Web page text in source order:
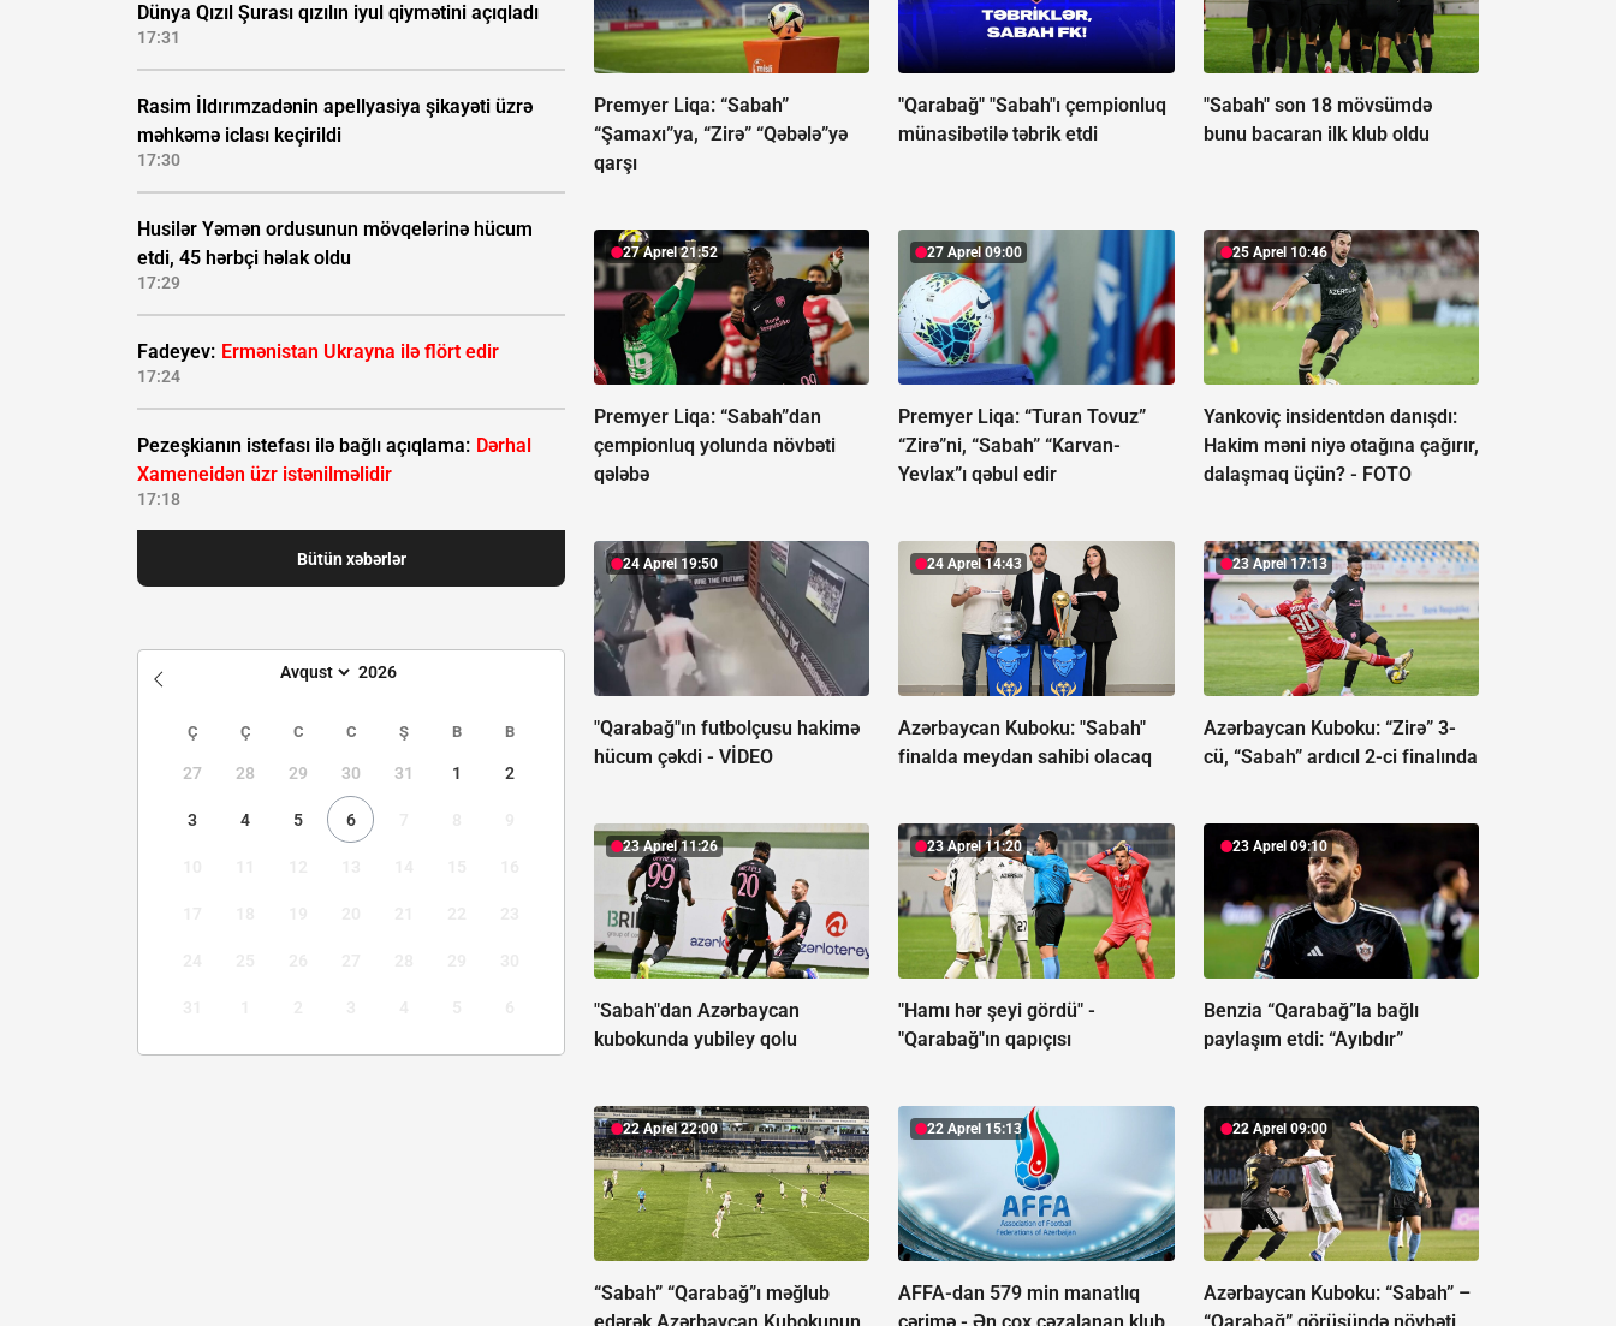
Dünya Qızıl Şurası qızılın iyul qiymətini açıqladı
17:31
Rasim İldırımzadənin apellyasiya şikayəti üzrə
məhkəmə iclası keçirildi
17:30
Husilər Yəmən ordusunun mövqelərinə hücum
etdi, 45 hərbçi həlak oldu
17:29
Fadeyev: Ermənistan Ukrayna ilə flört edir
17:24
Pezeşkianın istefası ilə bağlı açıqlama: Dərhal
Xameneidən üzr istənilməlidir
17:18
Bütün xəbərlər
Ç Ç C C Ş B B
27 28 29 30 31 1 2
3 4 5 6
Premyer Liqa: “Sabah”
“Şamaxı”ya, “Zirə” “Qəbələ”yə
qarşı
"Qarabağ" "Sabah"ı çempionluq
münasibətilə təbrik etdi
"Sabah" son 18 mövsümdə
bunu bacaran ilk klub oldu
27 Aprel 21:52
Premyer Liqa: “Sabah”dan
çempionluq yolunda növbəti
qələbə
27 Aprel 09:00
Premyer Liqa:“Turan Tovuz”
“Zirə”ni, “Sabah” “Karvan-
Yevlax”ı qəbul edir
25 Aprel 10:46
Yankoviç insidentdən danışdı:
Hakim məni niyə otağına çağırır,
dalaşmaq üçün? - FOTO
24 Aprel 19:50
"Qarabağ"ın futbolçusu hakimə
hücum çəkdi - VİDEO
24 Aprel 14:43
Azərbaycan Kuboku: "Sabah"
finalda meydan sahibi olacaq
23 Aprel 17:13
Azərbaycan Kuboku: “Zirə” 3-
cü, “Sabah” ardıcıl 2-ci finalında
23 Aprel 11:26
"Sabah"dan Azərbaycan
kubokunda yubiley qolu
23 Aprel 11:20
"Hamı hər şeyi gördü" -
"Qarabağ"ın qapıçısı
23 Aprel 09:10
Benzia “Qarabağ”la bağlı
paylaşım etdi: “Ayıbdır”
22 Aprel 22:00
“Sabah” “Qarabağ”ı məğlub
22 Aprel 15:13
AFFA-dan 579 min manatlıq
22 Aprel 09:00
Azərbaycan Kuboku: “Sabah” –